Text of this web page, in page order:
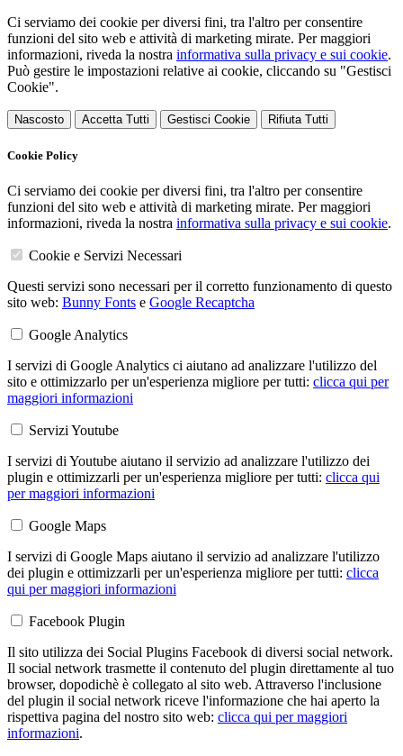
Ci serviamo dei cookie per diversi fini, tra l'altro per consentire
funzioni del sito web e attività di marketing mirate. Per maggiori
informazioni, riveda la nostra informativa sulla privacy e sui cookie.
Può gestire le impostazioni relative ai cookie, cliccando su "Gestisci
Cookie".
Nascosto Accetta Tutti Gestisci Cookie Rifiuta Tutti
Cookie Policy
Ci serviamo dei cookie per diversi fini, tra l'altro per consentire
funzioni del sito web e attività di marketing mirate. Per maggiori
informazioni, riveda la nostra informativa sulla privacy e sui cookie.
Cookie e Servizi Necessari
Questi servizi sono necessari per il corretto funzionamento di questo
sito web: Bunny Fonts e Google Recaptcha
Google Analytics
I servizi di Google Analytics ci aiutano ad analizzare l'utilizzo del
sito e ottimizzarlo per un'esperienza migliore per tutti: clicca qui per
maggiori informazioni
Servizi Youtube
I servizi di Youtube aiutano il servizio ad analizzare l'utilizzo dei
plugin e ottimizzarli per un'esperienza migliore per tutti: clicca qui
per maggiori informazioni
Google Maps
I servizi di Google Maps aiutano il servizio ad analizzare l'utilizzo
dei plugin e ottimizzarli per un'esperienza migliore per tutti: clicca
qui per maggiori informazioni
Facebook Plugin
Il sito utilizza dei Social Plugins Facebook di diversi social network.
Il social network trasmette il contenuto del plugin direttamente al tuo
browser, dopodichè è collegato al sito web. Attraverso l'inclusione
del plugin il social network riceve l'informazione che hai aperto la
rispettiva pagina del nostro sito web: clicca qui per maggiori
informazioni.